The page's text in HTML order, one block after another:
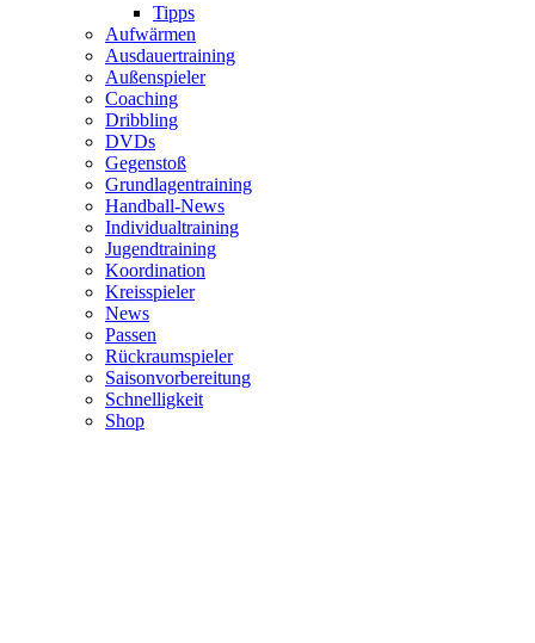
Tipps
Aufwärmen
Ausdauertraining
Außenspieler
Coaching
Dribbling
DVDs
Gegenstoß
Grundlagentraining
Handball-News
Individualtraining
Jugendtraining
Koordination
Kreisspieler
News
Passen
Rückraumspieler
Saisonvorbereitung
Schnelligkeit
Shop